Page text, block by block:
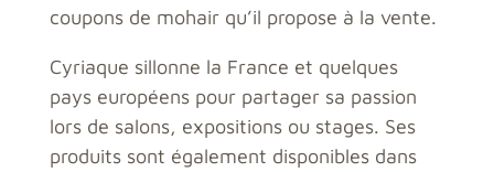
coupons de mohair qu’il propose à la vente.
Cyriaque sillonne la France et quelques
pays européens pour partager sa passion
lors de salons, expositions ou stages. Ses
produits sont également disponibles dans